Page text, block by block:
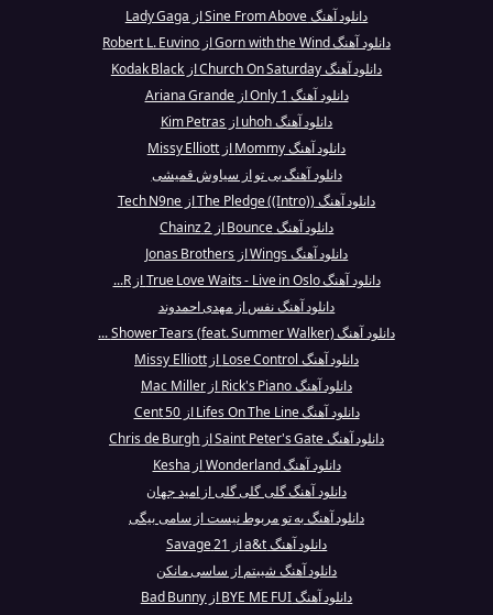
دانلود آهنگ Sine From Above از Lady Gaga
دانلود آهنگ Gorn with the Wind از Robert L. Euvino
دانلود آهنگ Church On Saturday از Kodak Black
دانلود آهنگ Only 1 از Ariana Grande
دانلود آهنگ uhoh از Kim Petras
دانلود آهنگ Mommy از Missy Elliott
دانلود آهنگ بی تو از سیاوش قمیشی
دانلود آهنگ The Pledge ((Intro)) از Tech N9ne
دانلود آهنگ Bounce از 2 Chainz
دانلود آهنگ Wings از Jonas Brothers
دانلود آهنگ True Love Waits - Live in Oslo از R...
دانلود آهنگ نفس از مهدی احمدوند
دانلود آهنگ Shower Tears (feat. Summer Walker) ...
دانلود آهنگ Lose Control از Missy Elliott
دانلود آهنگ Rick's Piano از Mac Miller
دانلود آهنگ Lifes On The Line از 50 Cent
دانلود آهنگ Saint Peter's Gate از Chris de Burgh
دانلود آهنگ Wonderland از Kesha
دانلود آهنگ گلی گلی گلی از امید جهان
دانلود آهنگ به تو مربوط نیست از سامی بیگی
دانلود آهنگ a&t از 21 Savage
دانلود آهنگ شبیتم از ساسی مانکن
دانلود آهنگ BYE ME FUI از Bad Bunny